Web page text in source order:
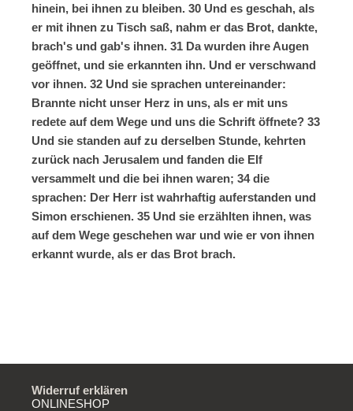
hinein, bei ihnen zu bleiben. 30 Und es geschah, als
er mit ihnen zu Tisch saß, nahm er das Brot, dankte,
brach's und gab's ihnen. 31 Da wurden ihre Augen
geöffnet, und sie erkannten ihn. Und er verschwand
vor ihnen. 32 Und sie sprachen untereinander:
Brannte nicht unser Herz in uns, als er mit uns
redete auf dem Wege und uns die Schrift öffnete? 33
Und sie standen auf zu derselben Stunde, kehrten
zurück nach Jerusalem und fanden die Elf
versammelt und die bei ihnen waren; 34 die
sprachen: Der Herr ist wahrhaftig auferstanden und
Simon erschienen. 35 Und sie erzählten ihnen, was
auf dem Wege geschehen war und wie er von ihnen
erkannt wurde, als er das Brot brach.
Widerruf erklären
ONLINESHOP